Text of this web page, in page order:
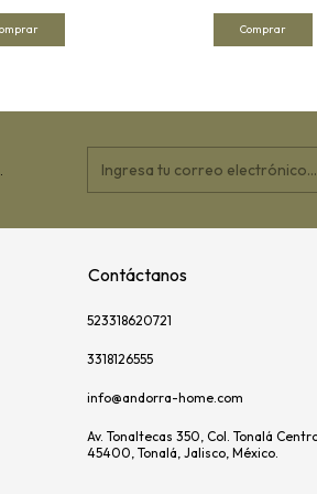
Contáctanos
523318620721
3318126555
info@andorra-home.com
Av. Tonaltecas 350, Col. Tonalá
45400, Tonalá, Jalisco, México.